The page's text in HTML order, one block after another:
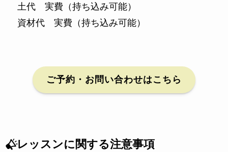
土代 実費（持ち込み可能）
資材代 実費（持ち込み可能）
ご予約・お問い合わせはこちら
レッスンに関する注意事項